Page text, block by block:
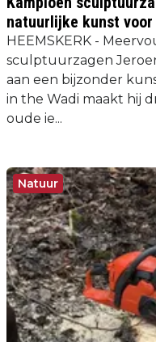
natuurlijke kunst voor
HEEMSKERK -
sculptuurzagen
aan een bijzonder
in the Wadi maakt hij
oude ie...
Natuur